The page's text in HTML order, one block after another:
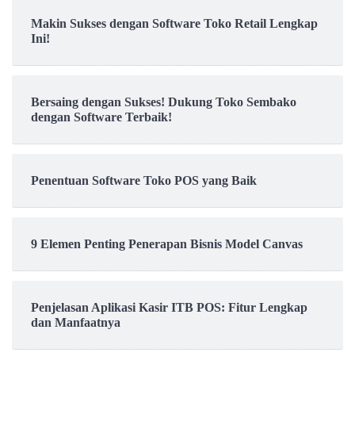
Makin Sukses dengan Software Toko Retail Lengkap
Ini!
Bersaing dengan Sukses! Dukung Toko Sembako
dengan Software Terbaik!
Penentuan Software Toko POS yang Baik
9 Elemen Penting Penerapan Bisnis Model Canvas
Penjelasan Aplikasi Kasir ITB POS: Fitur Lengkap
dan Manfaatnya